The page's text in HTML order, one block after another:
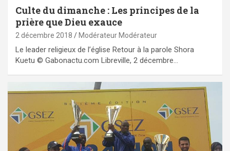
Culte du dimanche : Les principes de la
prière que Dieu exauce
2 décembre 2018 Modérateur Modérateur
Le leader religieux de l’église Retour à la parole Shora
Kuetu © Gabonactu.com Libreville, 2 décembre…